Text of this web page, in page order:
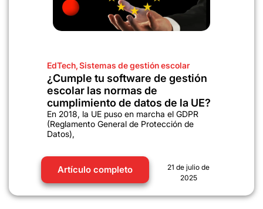
EdTech,Sistemas de gestión escolar
¿Cumple tu software de gestión
escolar las normas de
cumplimiento de datos de la UE?
En 2018, la UE puso en marcha el GDPR
(Reglamento General de Protección de
Datos),
Artículo completo
21 de julio de
2025